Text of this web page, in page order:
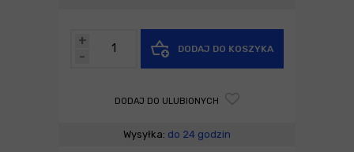
-
+
DODAJ DO KOSZYKA
DODAJ DO ULUBIONYCH
Wysyłka: do 24 godzin